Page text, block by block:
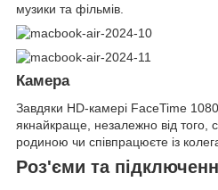
музики та фільмів.
Камера
Завдяки HD-камері FaceTime
якнайкраще, незалежно від того,
родиною чи співпрацюєте із
Роз'єми та